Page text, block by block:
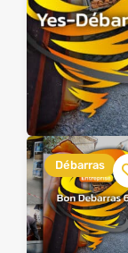
Débarras